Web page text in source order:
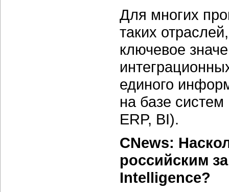
Для многих
таких
ключевое
единого
на базе
ERP, BI).
CNews:
российским
Intelligence?